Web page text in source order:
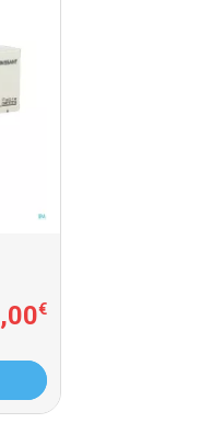
,00€